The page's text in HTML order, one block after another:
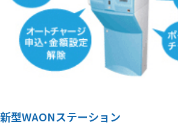
新型WAONステーション